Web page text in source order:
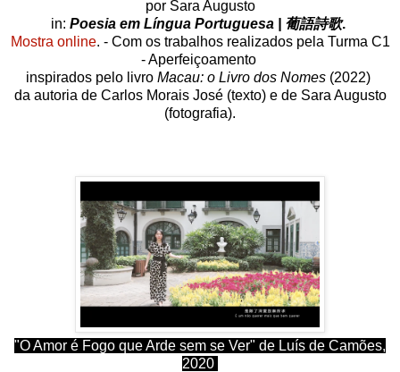
por Sara Augusto
in: Poesia em Língua Portuguesa | 葡語詩歌.
Mostra online. - Com os trabalhos realizados pela Turma C1
- Aperfeiçoamento
inspirados pelo livro Macau: o Livro dos Nomes (2022)
da autoria de Carlos Morais José (texto) e de Sara Augusto
(fotografia).
"O Amor é Fogo que Arde sem se Ver" de Luís de Camões,
2020